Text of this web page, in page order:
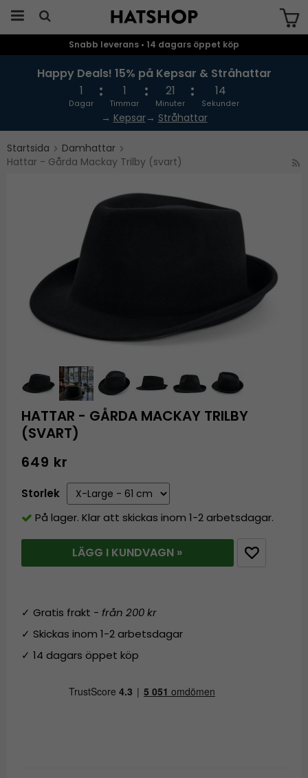
Snabb leverans • 14 dagars öppet köp
Happy Deals! 15% på Kepsar & Stråhattar
1
Dagar
1
Timmar
21
Minuter
13
Sekunder
→ Kepsar→ Stråhattar
Startsida
Damhattar
Hattar - Gårda Mackay Trilby (svart)
HATTAR - GÅRDA MACKAY TRILBY
(SVART)
649 kr
Storlek
På lager. Klar att skickas inom 1-2 arbetsdagar.
LÄGG I KUNDVAGN »
✓ Gratis frakt -från 200 kr
✓ Skickas inom 1-2 arbetsdagar
✓ 14 dagars öppet köp